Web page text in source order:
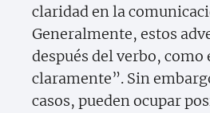
claridad en la
Generalmente, estos
después del verbo, como
claramente”. Sin
casos, pueden ocupar